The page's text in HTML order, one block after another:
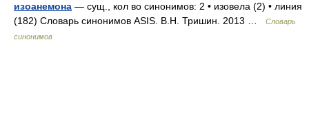
изоанемона — сущ., кол во синонимов: 2 • изовела (2) • линия
(182) Словарь синонимов ASIS. В.Н. Тришин. 2013 …
Словарь
синонимов